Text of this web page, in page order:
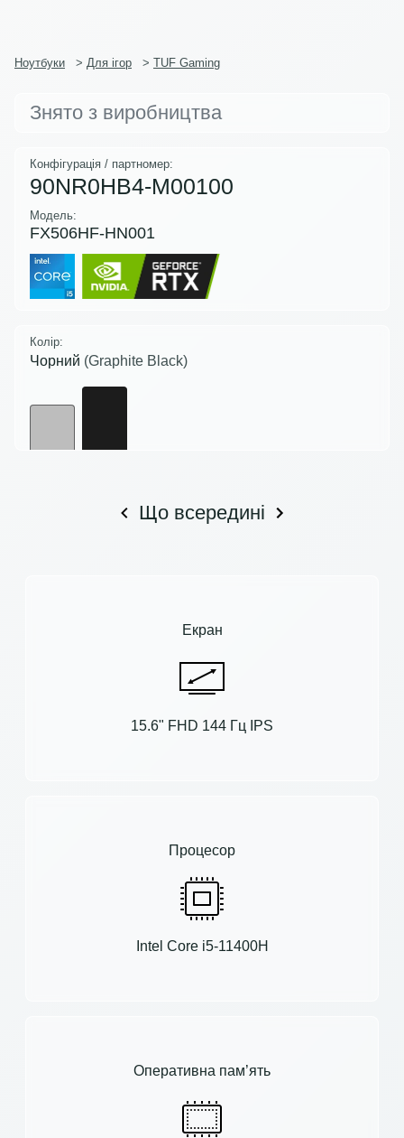
Ноутбуки > Для ігор > TUF Gaming
Знято з виробництва
Конфігурація / партномер:
90NR0HB4-M00100
Модель:
FX506HF-HN001
Колір:
Чорний (Graphite Black)
Що всередині
Екран
15.6" FHD 144 Гц IPS
Процесор
Intel Core i5-11400H
Оперативна пам’ять